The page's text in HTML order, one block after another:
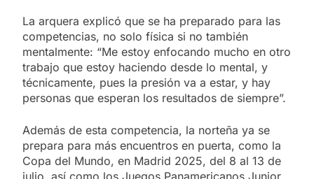
La arquera explicó que se ha preparado para las
competencias, no solo física si no también
mentalmente: “Me estoy enfocando mucho en otro
trabajo que estoy haciendo desde lo mental, y
técnicamente, pues la presión va a estar, y hay
personas que esperan los resultados de siempre”.
Además de esta competencia, la norteña ya se
prepara para más encuentros en puerta, como la
Copa del Mundo, en Madrid 2025, del 8 al 13 de
julio, así como los Juegos Panamericanos Junior